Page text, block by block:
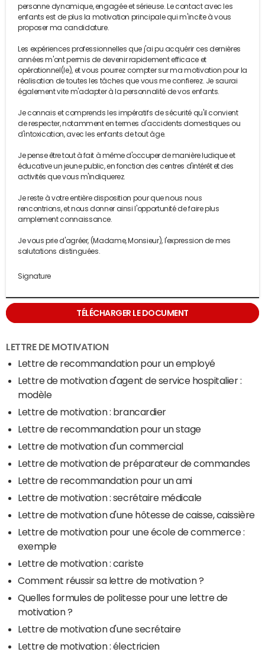
personne dynamique, engagée et sérieuse. Le contact avec les
enfants est de plus la motivation principale qui m'incite à vous
proposer ma candidature.
Les expériences professionnelles que j'ai pu acquérir ces dernières
années m'ont permis de devenir rapidement efficace et
opérationnel(le), et vous pourrez compter sur ma motivation pour la
réalisation de toutes les tâches que vous me confierez. Je saurai
également vite m'adapter à la personnalité de vos enfants.
Je connais et comprends les impératifs de sécurité qu'il convient
de respecter, notamment en termes d'accidents domestiques ou
d'intoxication, avec les enfants de tout âge.
Je pense être tout à fait à même d'occuper de manière ludique et
éducative un jeune public, en fonction des centres d'intérêt et des
activités que vous m'indiquerez.
Je reste à votre entière disposition pour que nous nous
rencontrions, et nous donner ainsi l'opportunité de faire plus
amplement connaissance.
Je vous prie d'agréer, (Madame, Monsieur), l'expression de mes
salutations distinguées.
Signature
TÉLÉCHARGER LE DOCUMENT
LETTRE DE MOTIVATION
Lettre de recommandation pour un employé
Lettre de motivation d'agent de service hospitalier :
modèle
Lettre de motivation : brancardier
Lettre de recommandation pour un stage
Lettre de motivation d'un commercial
Lettre de motivation de préparateur de commandes
Lettre de recommandation pour un ami
Lettre de motivation : secrétaire médicale
Lettre de motivation d'une hôtesse de caisse, caissière
Lettre de motivation pour une école de commerce :
exemple
Lettre de motivation : cariste
Comment réussir sa lettre de motivation ?
Quelles formules de politesse pour une lettre de
motivation ?
Lettre de motivation d'une secrétaire
Lettre de motivation : électricien